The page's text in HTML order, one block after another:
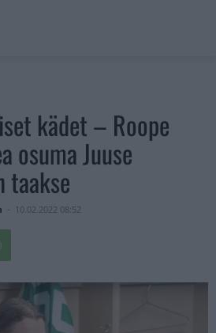
kädet – Roope
osuma Juuse
taakse
- 10.02.2022 08:52